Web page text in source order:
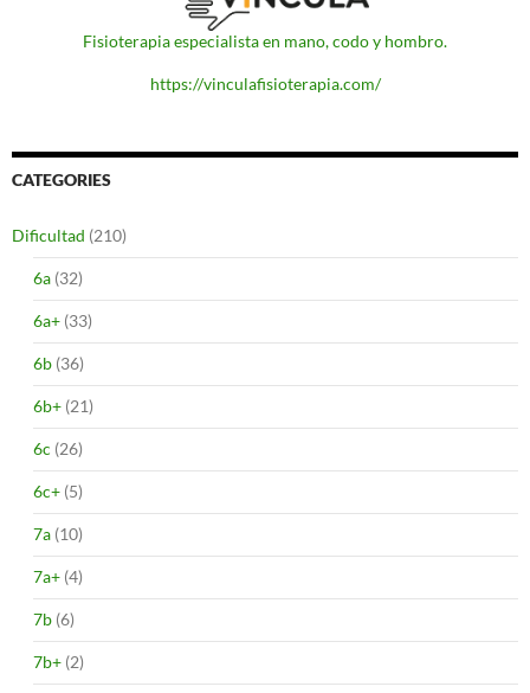
Fisioterapia especialista en mano, codo y hombro.
https://vinculafisioterapia.com/
CATEGORIES
Dificultad (210)
6a (32)
6a+ (33)
6b (36)
6b+ (21)
6c (26)
6c+ (5)
7a (10)
7a+ (4)
7b (6)
7b+ (2)